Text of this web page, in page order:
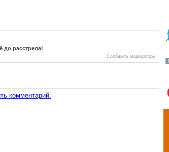
до расстрела!
Сообщить модератору
комментарий.